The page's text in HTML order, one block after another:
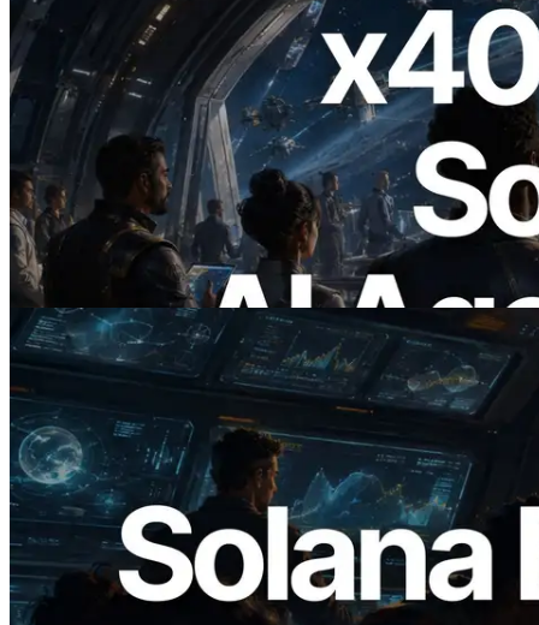
2026.07.04
ERPC запускает Solana RPC с
поддержкой x402 — Эпоха, в которой
AI-агенты платят за нужные API по
требованию
Читать статью
2026.05.24